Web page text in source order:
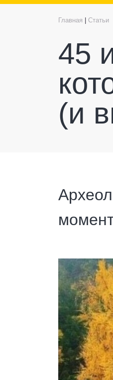
Главная Статьи
45
(и